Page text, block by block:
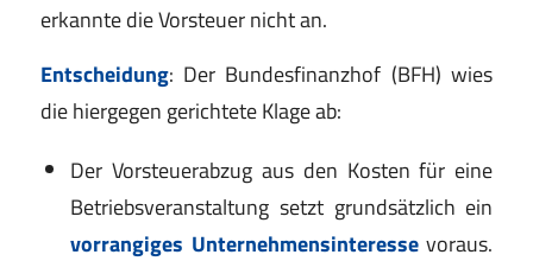
erkannte die Vorsteuer nicht an.
Entscheidung: Der Bundesfinanzhof (BFH) wies
die hiergegen gerichtete Klage ab:
Der Vorsteuerabzug aus den Kosten für eine
Betriebsveranstaltung setzt grundsätzlich ein
vorrangiges Unternehmensinteressevoraus.